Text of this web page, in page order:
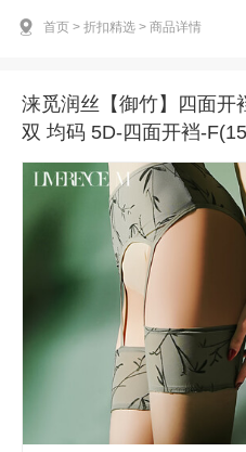
首页 > 折扣精选 > 商品详情
涞觅润丝【御竹】四面开
双 均码 5D-四面开裆-